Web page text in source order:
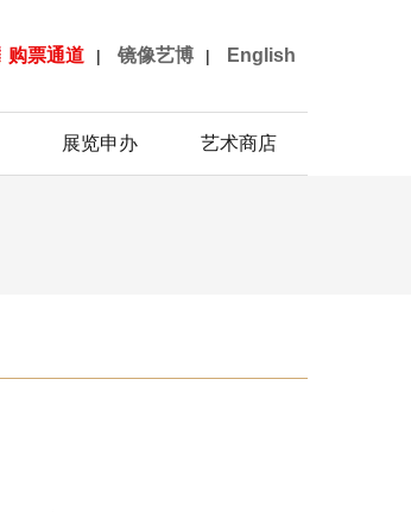
购票通道 | 镜像艺博 | English
展览申办 艺术商店